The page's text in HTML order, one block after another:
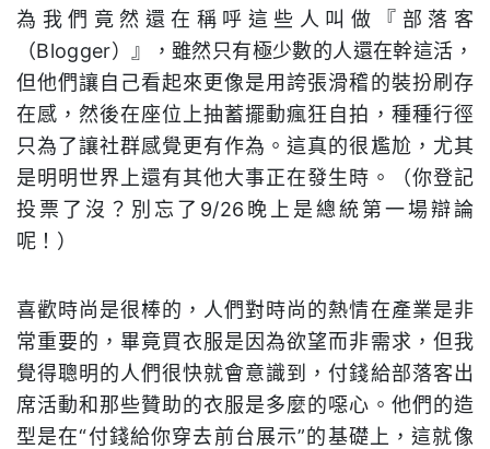
為我們竟然還在稱呼這些人叫做『部落客
（Blogger）』，雖然只有極少數的人還在幹這活，
但他們讓自己看起來更像是用誇張滑稽的裝扮刷存
在感，然後在座位上抽蓄擺動瘋狂自拍，種種行徑
只為了讓社群感覺更有作為。這真的很尷尬，尤其
是明明世界上還有其他大事正在發生時。（你登記
投票了沒？別忘了9/26晚上是總統第一場辯論
呢！）
喜歡時尚是很棒的，人們對時尚的熱情在產業是非
常重要的，畢竟買衣服是因為欲望而非需求，但我
覺得聰明的人們很快就會意識到，付錢給部落客出
席活動和那些贊助的衣服是多麼的噁心。他們的造
型是在“付錢給你穿去前台展示”的基礎上，這就像